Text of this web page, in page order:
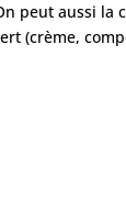
peut aussi
(crème,